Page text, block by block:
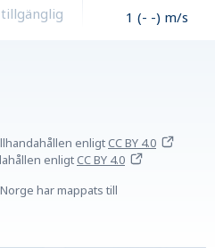
1 (- -) m/s
enligtCC BY 4.0
enligtCC BY 4.0
har mappats till